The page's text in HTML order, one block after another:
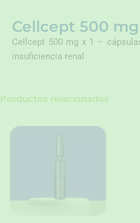
Cellcept 500 mg
Cellcept 500 mg x 1 –
insuficiencia renal
Productos relacionados